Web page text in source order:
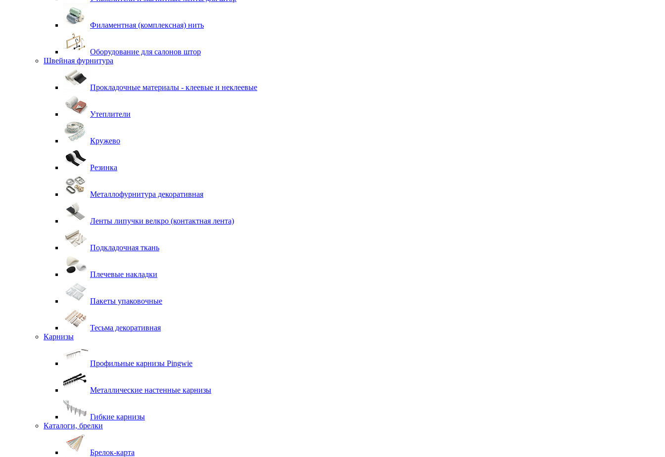
Филаментная (комплексная) нить
Оборудование для салонов штор
Швейная фурнитура
Прокладочные материалы - клеевые и неклеевые
Утеплители
Кружево
Резинка
Металлофурнитура декоративная
Ленты липучки велкро (контактная лента)
Подкладочная ткань
Плечевые накладки
Пакеты упаковочные
Тесьма декоративная
Карнизы
Профильные карнизы Pingwie
Металлические настенные карнизы
Гибкие карнизы
Каталоги, брелки
Брелок-карта